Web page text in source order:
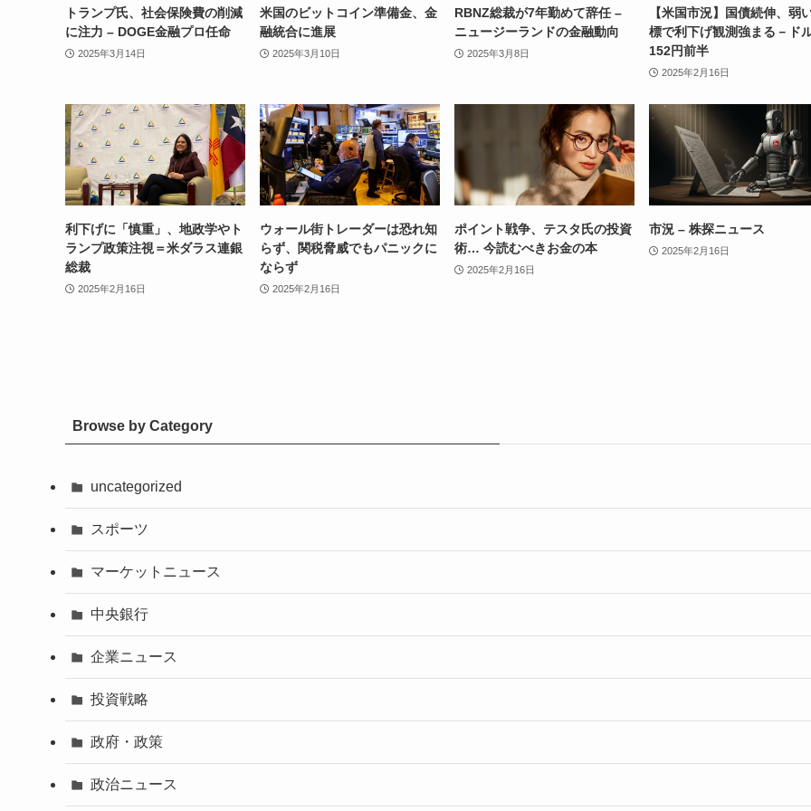
トランプ氏、社会保険費の削減
に注力 – DOGE金融プロ任命
2025年3月14日
米国のビットコイン準備金、金
融統合に進展
2025年3月10日
RBNZ総裁が7年勤めて辞任 –
ニュージーランドの金融動向
2025年3月8日
【米国市況】国債続伸、弱
標で利下げ観測強まる－ド
152円前半
2025年2月16日
利下げに「慎重」、地政学やト
ランプ政策注視＝米ダラス連銀
総裁
2025年2月16日
ウォール街トレーダーは恐れ知
らず、関税脅威でもパニックに
ならず
2025年2月16日
ポイント戦争、テスタ氏の投資
術… 今読むべきお金の本
2025年2月16日
市況 – 株探ニュース
2025年2月16日
Browse by Category
uncategorized
スポーツ
マーケットニュース
中央銀行
企業ニュース
投資戦略
政府・政策
政治ニュース